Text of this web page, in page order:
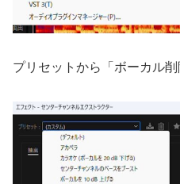
プリセットから「ボーカル